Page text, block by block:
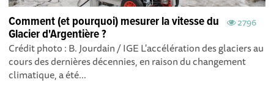
2796
Comment (et pourquoi) mesurer la vitesse du
Glacier d'Argentière ?
Crédit photo : B. Jourdain / IGE L'accélération des glaciers au
cours des dernières décennies, en raison du changement
climatique, a été...